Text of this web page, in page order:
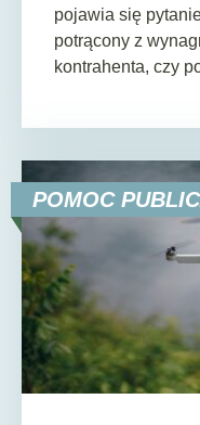
pojawia się
potrącony z
kontrahenta, czy
POMOC